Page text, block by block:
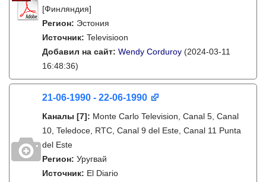
[Финляндия]
Регион: Эстония
Источник: Televisioon
Добавил на сайт: Wendy Corduroy (2024-03-11
16:48:36)
21-06-1990 - 22-06-1990
Каналы [7]: Monte Carlo Television, Canal 5, Canal
10, Teledoce, RTC, Canal 9 del Este, Canal 11 Punta
del Este
Регион: Уругвай
Источник: El Diario